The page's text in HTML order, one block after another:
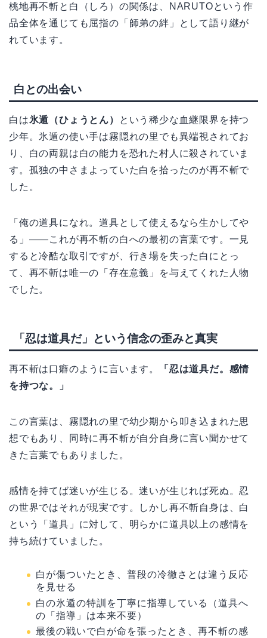
桃地再不斬と白（しろ）の関係は、NARUTOという作
品全体を通じても屈指の「師弟の絆」として語り継が
れています。
白との出会い
白は氷遁（ひょうとん）
という稀少な血継限界を持つ
少年。氷遁の使い手は霧隠れの里でも異端視されてお
り、白の両親は白の能力を恐れた村人に殺されていま
す。孤独の中さまよっていた白を拾ったのが再不斬で
した。
「俺の道具になれ。道具として使えるなら生かしてや
る」——これが再不斬の白への最初の言葉です。一見
すると冷酷な取引ですが、行き場を失った白にとっ
て、再不斬は唯一の「存在意義」を与えてくれた人物
でした。
「忍は道具だ」という信念の歪みと真実
再不斬は口癖のように言います。
「忍は道具だ。感情
を持つな。」
この言葉は、霧隠れの里で幼少期から叩き込まれた思
想でもあり、同時に再不斬が自分自身に言い聞かせて
きた言葉でもありました。
感情を持てば迷いが生じる。迷いが生じれば死ぬ。忍
の世界ではそれが現実です。しかし再不斬自身は、白
という「道具」に対して、明らかに道具以上の感情を
持ち続けていました。
白が傷ついたとき、普段の冷徹さとは違う反応
を見せる
白の氷遁の特訓を丁寧に指導している（道具へ
の「指導」は本来不要）
最後の戦いで白が命を張ったとき、再不斬の感